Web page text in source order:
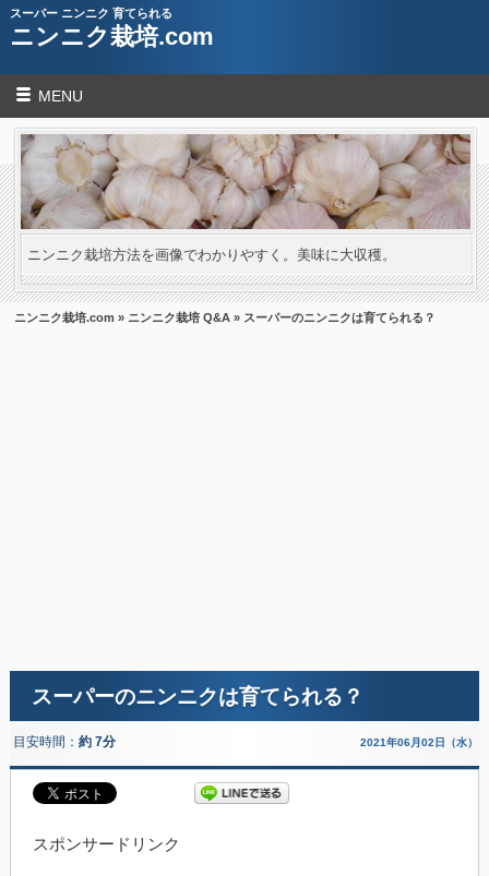
スーパー ニンニク 育てられる
ニンニク栽培.com
MENU
ニンニク栽培方法を画像でわかりやすく。美味に大収穫。
ニンニク栽培.com » ニンニク栽培 Q&A » スーパーのニンニクは育てられる？
スーパーのニンニクは育てられる？
目安時間： 約 7分 2021年06月02日（水）
スポンサードリンク